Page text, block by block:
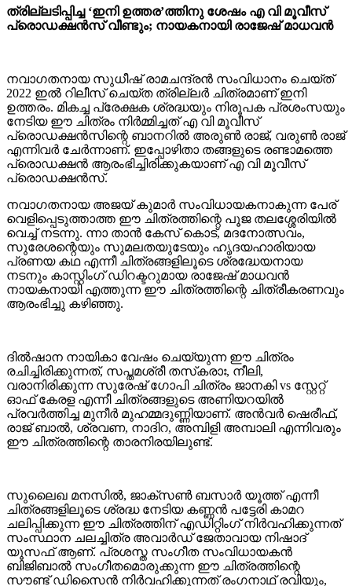
ത്രില്ലടിപ്പിച്ച ‘ഇനി ഉത്തര’ത്തിനു ശേഷം എ വി മൂവീസ്
പ്രൊഡക്ഷന്‍സ് വീണ്ടും; നായകനായി രാജേഷ് മാധവൻ
നവാഗതനായ സുധീഷ് രാമചന്ദ്രൻ സംവിധാനം ചെയ്ത്
2022 ഇൽ റിലീസ് ചെയ്ത ത്രില്ലർ ചിത്രമാണ് ഇനി
ഉത്തരം. മികച്ച പ്രേക്ഷക ശ്രദ്ധയും നിരൂപക പ്രശംസയും
നേടിയ ഈ ചിത്രം നിർമ്മിച്ചത് എ വി മൂവീസ്
പ്രൊഡക്ഷൻസിന്റെ ബാനറിൽ അരുൺ രാജ്, വരുൺ രാജ്
എന്നിവർ ചേർന്നാണ്. ഇപ്പോഴിതാ തങ്ങളുടെ രണ്ടാമത്തെ
പ്രൊഡക്ഷൻ ആരംഭിച്ചിരിക്കുകയാണ് എ വി മൂവീസ്
പ്രൊഡക്ഷൻസ്.
നവാഗതനായ അജയ് കുമാര്‍ സംവിധായകനാകുന്ന പേര്
വെളിപ്പെടുത്താത്ത ഈ ചിത്രത്തിന്റെ പൂജ തലശ്ശേരിയില്‍
വെച്ച് നടന്നു. ന്നാ താൻ കേസ് കൊട്, മദനോത്സവം,
സുരേശന്റെയും സുമലതയുടേയും ഹൃദയഹാരിയായ
പ്രണയ കഥ എന്നീ ചിത്രങ്ങളിലൂടെ ശ്രദ്ധേയനായ
നടനും കാസ്റ്റിംഗ് ഡിറക്ടറുമായ രാജേഷ് മാധവൻ
നായകനായി എത്തുന്ന ഈ ചിത്രത്തിന്റെ ചിത്രീകരണവും
ആരംഭിച്ചു കഴിഞ്ഞു.
ദിൽഷാന നായികാ വേഷം ചെയ്യുന്ന ഈ ചിത്രം
രചിച്ചിരിക്കുന്നത്, സപ്തമശ്രീ തസ്‌കരാഃ, നീലി,
വരാനിരിക്കുന്ന സുരേഷ് ഗോപി ചിത്രം ജാനകി vs സ്റ്റേറ്റ്
ഓഫ് കേരള എന്നീ ചിത്രങ്ങളുടെ അണിയറയില്‍
പ്രവര്‍ത്തിച്ച മുനീര്‍ മുഹമ്മദുണ്ണിയാണ്. അന്‍വര്‍ ഷെരീഫ്,
രാജ് ബാല്‍, ശ്രവണ, നാദിറ, അമ്പിളി അമ്പാലി എന്നിവരും
ഈ ചിത്രത്തിന്റെ താരനിരയിലുണ്ട്.
സുലൈഖ മനസില്‍, ജാക്‌സണ്‍ ബസാര്‍ യൂത്ത് എന്നീ
ചിത്രങ്ങളിലൂടെ ശ്രദ്ധ നേടിയ കണ്ണന്‍ പട്ടേരി കാമറ
ചലിപ്പിക്കുന്ന ഈ ചിത്രത്തിന് എഡിറ്റിംഗ് നിർവഹിക്കുന്നത്
സംസ്ഥാന ചലച്ചിത്ര അവാർഡ് ജേതാവായ നിഷാദ്
യൂസഫ് ആണ്. പ്രശസ്ത സംഗീത സംവിധായകൻ
ബിജിബാല്‍ സംഗീതമൊരുക്കുന്ന ഈ ചിത്രത്തിന്റെ
സൗണ്ട് ഡിസൈൻ നിർവഹിക്കുന്നത് രംഗനാഥ് രവിയും,